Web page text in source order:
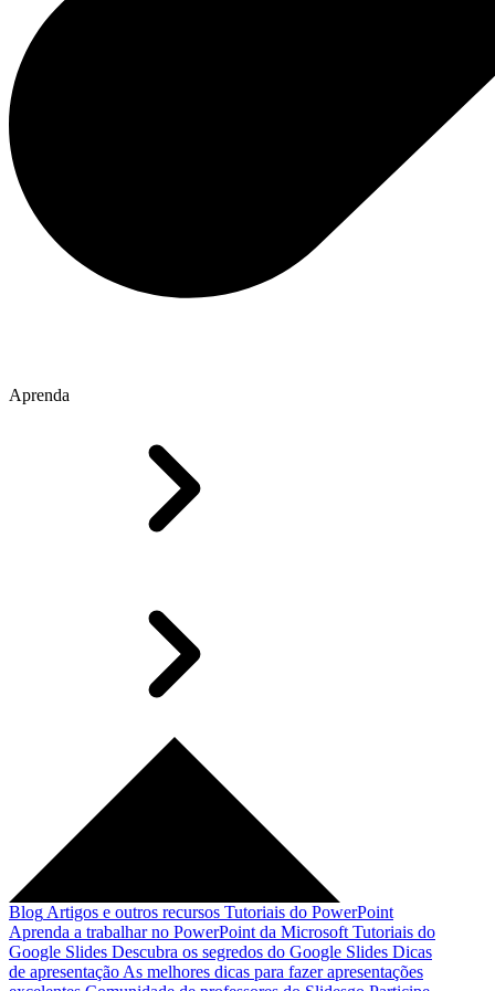
Aprenda
Blog Artigos e outros recursos Tutoriais do PowerPoint
Aprenda a trabalhar no PowerPoint da Microsoft Tutoriais do
Google Slides Descubra os segredos do Google Slides Dicas
de apresentação As melhores dicas para fazer apresentações